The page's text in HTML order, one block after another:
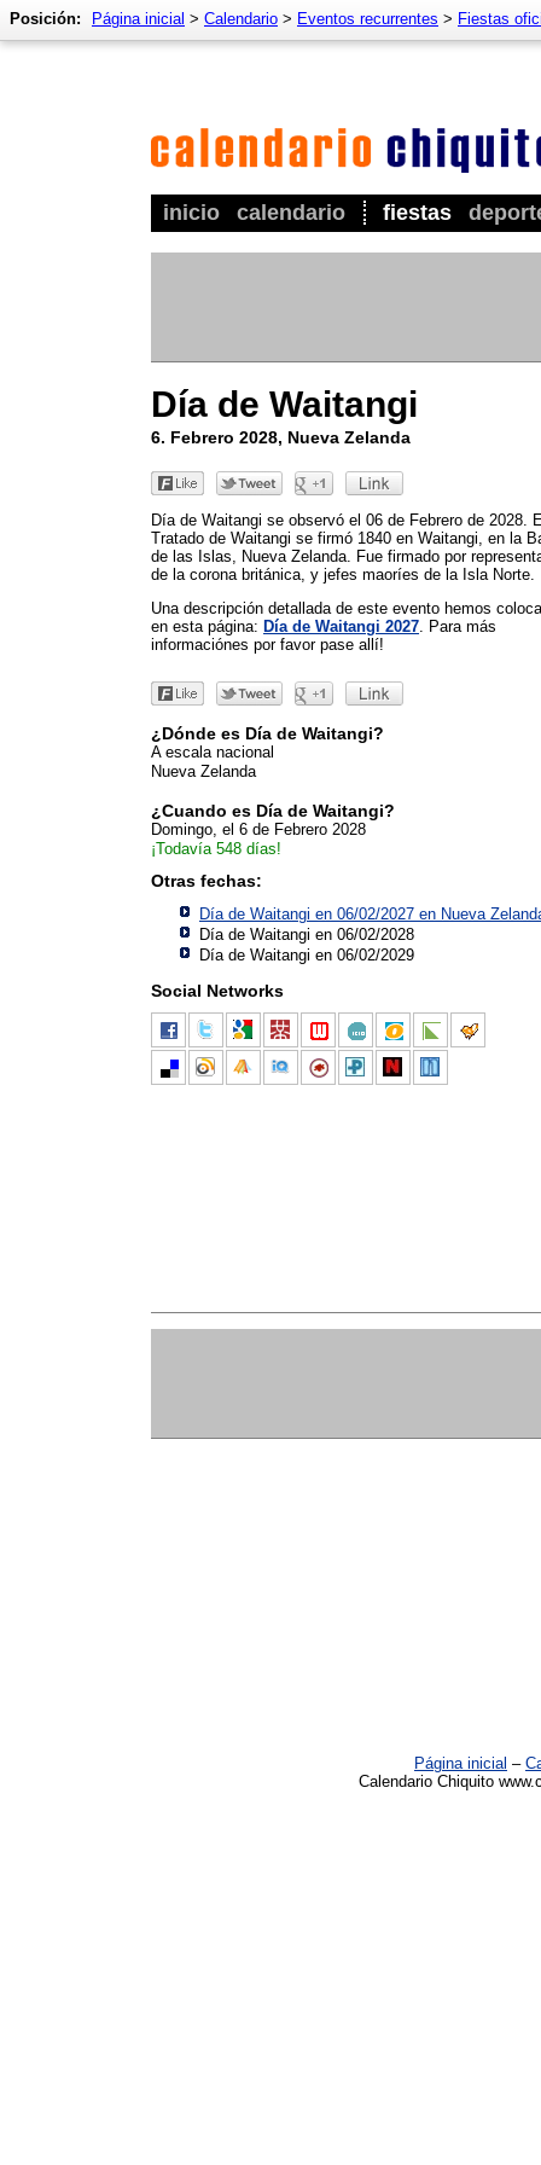
inicio calendario fiestas
Posición: Página inicial > Calendario > Eventos recurrentes > Fiestas
Día de Waitangi
6. Febrero 2028, Nueva Zelanda
Día de Waitangi se observó el 06 de Febrero de 2028.
Tratado de Waitangi se firmó 1840 en Waitangi, en la
de las Islas, Nueva Zelanda. Fue firmado por
de la corona británica, y jefes maoríes de la Isla Norte.
Una descripción detallada de este evento hemos
en esta página: Día de Waitangi 2027 . Para más
informaciónes por favor pase allí!
¿Dónde es Día de Waitangi?
A escala nacional
Nueva Zelanda
¿Cuando es Día de Waitangi?
Domingo, el 6 de Febrero 2028
¡Todavía 548 días!
Otras fechas:
Día de Waitangi en 06/02/2027 en Nueva
Día de Waitangi en 06/02/2028
Día de Waitangi en 06/02/2029
Social Networks
Página inicial –
Calendario Chiquito